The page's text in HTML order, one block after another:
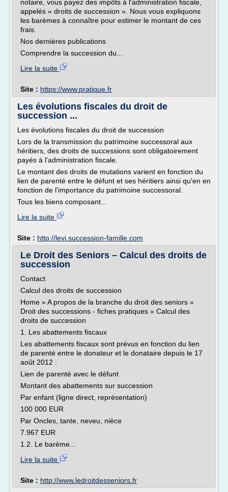
notaire, vous payez des impôts à l'administration fiscale,
appelés « droits de succession ». Nous vous expliquons
les barèmes à connaître pour estimer le montant de ces
frais.
Nos dernières publications
Comprendre la succession du...
Lire la suite
Site : https://www.pratique.fr
Les évolutions fiscales du droit de
succession ...
Les évolutions fiscales du droit de succession
Lors de la transmission du patrimoine successoral aux
héritiers, des droits de successions sont obligatoirement
payés à l'administration fiscale.
Le montant des droits de mutations varient en fonction du
lien de parenté entre le défunt et ses héritiers ainsi qu'en en
fonction de l'importance du patrimoine successoral.
Tous les biens composant...
Lire la suite
Site : http://levi.succession-famille.com
Le Droit des Seniors – Calcul des droits de
succession
Contact
Calcul des droits de succession
Home » A propos de la branche du droit des seniors »
Droit des successions - fiches pratiques » Calcul des
droits de succession
1. Les abattements fiscaux
Les abattements fiscaux sont prévus en fonction du lien
de parenté entre le donateur et le donataire depuis le 17
août 2012 :
Lien de parenté avec le défunt
Montant des abattements sur succession
Par enfant (ligne direct, représentation)
100 000 EUR
Par Oncles, tante, neveu, nièce
7.967 EUR
1.2. Le barème...
Lire la suite
Site : http://www.ledroitdesseniors.fr